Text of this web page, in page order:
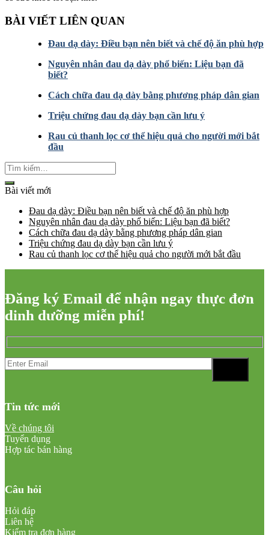
BÀI VIẾT LIÊN QUAN
Đau dạ dày: Điều bạn nên biết và chế độ ăn phù hợp
Nguyên nhân đau dạ dày phổ biến: Liệu bạn đã
biết?
Cách chữa đau dạ dày bằng phương pháp dân gian
Triệu chứng đau dạ dày bạn cần lưu ý
Rau củ thanh lọc cơ thể hiệu quả cho người mới bắt
đầu
Bài viết mới
Đau dạ dày: Điều bạn nên biết và chế độ ăn phù hợp
Nguyên nhân đau dạ dày phổ biến: Liệu bạn đã biết?
Cách chữa đau dạ dày bằng phương pháp dân gian
Triệu chứng đau dạ dày bạn cần lưu ý
Rau củ thanh lọc cơ thể hiệu quả cho người mới bắt đầu
Đăng ký Email để nhận ngay thực đơn
dinh dưỡng miễn phí!
Tin tức mới
Về chúng tôi
Tuyển dụng
Hợp tác bán hàng
Câu hỏi
Hỏi đáp
Liên hệ
Kiểm tra đơn hàng